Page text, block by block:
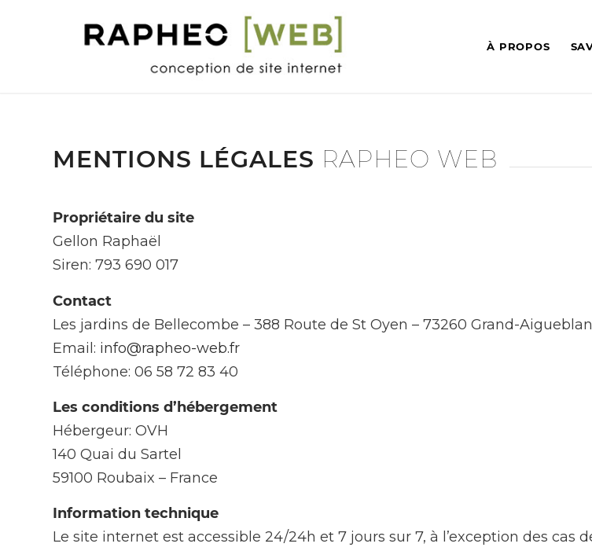
À PROPOS
MENTIONS LÉGALES RAPHEO WEB
Propriétaire du site
Gellon Raphaël
Siren: 793 690 017
Contact
Les jardins de Bellecombe – 388 Route de St Oyen – 73260 Grand-
Email: info@rapheo-web.fr
Téléphone: 06 58 72 83 40
Les conditions d’hébergement
Hébergeur: OVH
140 Quai du Sartel
59100 Roubaix – France
Information technique
Le site internet est accessible 24/24h et 7 jours sur 7, à l’exception des